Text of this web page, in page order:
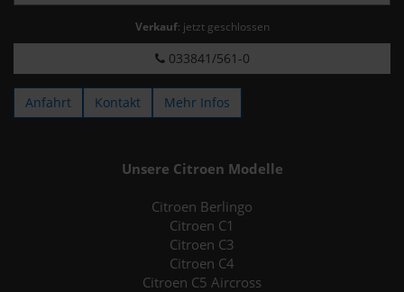
Verkauf: jetzt geschlossen
033841/561-0
Anfahrt Kontakt Mehr Infos
Unsere Citroen Modelle
Citroen Berlingo
Citroen C1
Citroen C3
Citroen C4
Citroen C5 Aircross